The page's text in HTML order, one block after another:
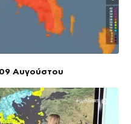
09 Αυγούστου